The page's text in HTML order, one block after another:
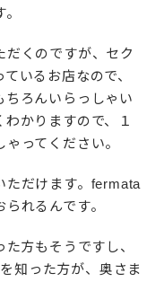
くのですが、セク
いるお店なので、
ちろんいらっしゃい
かりますので、１
ってください。
ただけます。fermata
れるんです。
方もそうですし、
知った方が、奥さま